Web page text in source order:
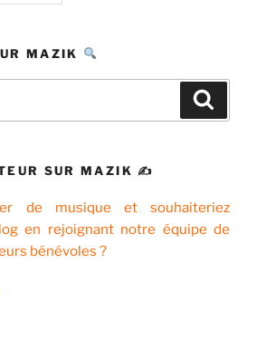
MAZIK
SUR MAZIK ✍
de musique et souhaiteriez
en rejoignant notre équipe de
bénévoles ?